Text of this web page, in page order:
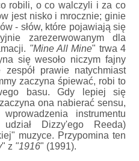
robili, o co walczyli i za co
jest nisko i mrocznie; ginie
- słów, które pojawiają się
zarezerwowanym dla
"Mine All Mine" trwa 4
się wesoło niczym fajny
prawie natychmiast
zaczyna śpiewać, robi to
basu. Gdy lepiej się
ona nabierać sensu,
instrumentu
Dizzy'ego Reeda)
muzyce. Przypomina ten
" z "1916" (1991).